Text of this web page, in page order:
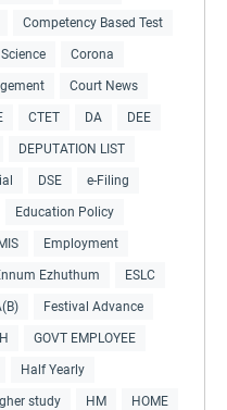
Competency Based Test
Corona
Court News
CTET DA DEE
DEPUTATION LIST
DSE e-Filing
Education Policy
Employment
Ezhuthum ESLC
Festival Advance
GOVT EMPLOYEE
Half Yearly
study HM HOME